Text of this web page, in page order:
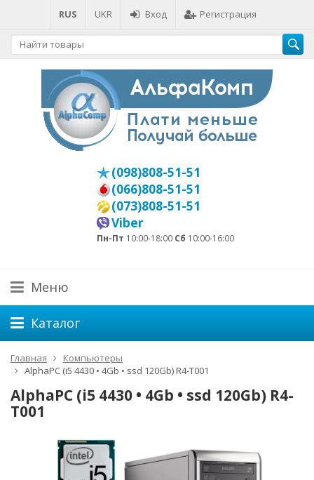
RUS UKR Вход Регистрация
(098)808-51-51
(066)808-51-51
(073)808-51-51
Viber
Пн-Пт 10:00-18:00 Сб 10:00-16:00
Меню
Каталог
Главная
Компьютеры
AlphaPC (i5 4430 • 4Gb • ssd 120Gb) R4-T001
AlphaPC (i5 4430 • 4Gb • ssd 120Gb) R4-
T001